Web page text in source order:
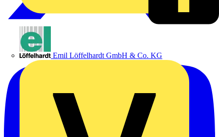
Emil Löffelhardt GmbH & Co. KG